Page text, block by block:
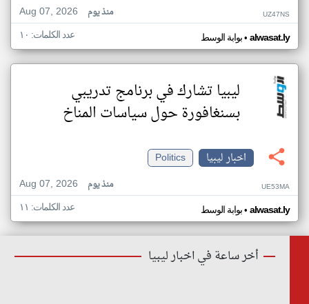
Aug 07, 2026
منذ يوم UZ47NS
بوابة الوسط• alwasat.ly عدد الكلمات: ١٠
ليبيا تشارك في برنامج تدريبي
بسنغافورة حول سياسات المناخ
اخبار ليبيا
Politics
Aug 07, 2026
منذ يوم UE53MA
بوابة الوسط• alwasat.ly عدد الكلمات: ١١
أخر ساعة في اخبار ليبيا